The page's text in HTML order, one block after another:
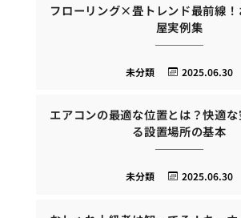
フローリング×畳トレンド最前線
屋実例集
2025.06.30
未分類
エアコンの最適な位置とは？快適
る設置場所の基本
2025.06.30
未分類